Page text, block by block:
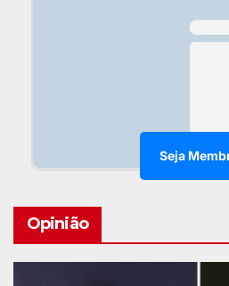
Seja
Opinião